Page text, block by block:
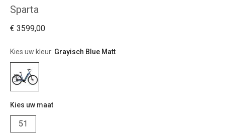
Sparta
€ 3599,00
Kies uw kleur: Grayisch Blue Matt
Kies uw maat
51